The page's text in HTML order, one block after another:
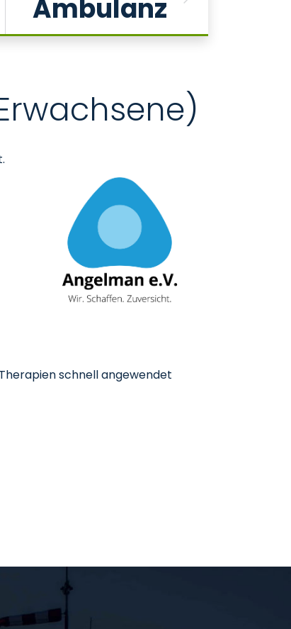
Ambulanz
schnell angewendet